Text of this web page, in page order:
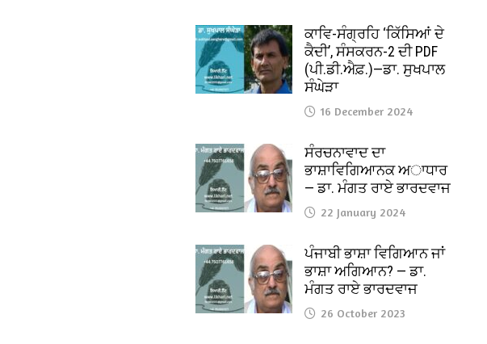
ਕਾਵਿ-ਸੰਗ੍ਰਹਿ ‘ਕਿੱਸਿਆਂ ਦੇ
ਕੈਦੀ’, ਸੰਸਕਰਨ-2 ਦੀ PDF
(ਪੀ.ਡੀ.ਐਫ਼.)—ਡਾ. ਸੁਖਪਾਲ
ਸੰਘੇੜਾ
16 December 2024
ਸੰਰਚਨਾਵਾਦ ਦਾ
ਭਾਸ਼ਾਵਿਗਿਆਨਕ ਅਾਧਾਰ
— ਡਾ. ਮੰਗਤ ਰਾਏ ਭਾਰਦਵਾਜ
22 January 2024
ਪੰਜਾਬੀ ਭਾਸ਼ਾ ਵਿਗਿਆਨ ਜਾਂ
ਭਾਸ਼ਾ ਅਗਿਆਨ? — ਡਾ.
ਮੰਗਤ ਰਾਏ ਭਾਰਦਵਾਜ
26 October 2023